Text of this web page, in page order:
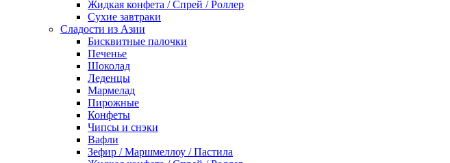
Жидкая конфета / Спрей / Роллер
Сухие завтраки
Сладости из Азии
Бисквитные палочки
Печенье
Шоколад
Леденцы
Мармелад
Пирожные
Конфеты
Чипсы и снэки
Вафли
Зефир / Маршмеллоу / Пастила